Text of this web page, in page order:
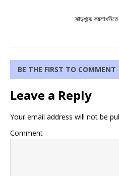
ঝাড়খন্ডে
BE THE FIRST TO COMMENT
Leave a Reply
Your email address will not be
Comment